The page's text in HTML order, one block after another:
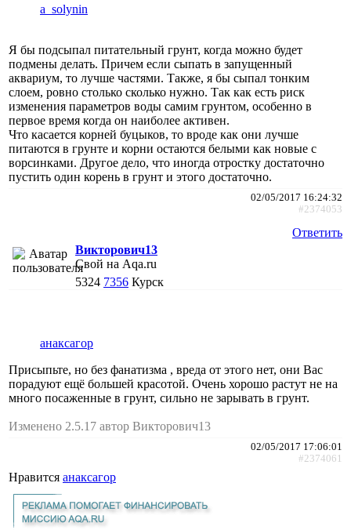
a_solynin
Я бы подсыпал питательный грунт, когда можно будет
подмены делать. Причем если сыпать в запущенный
аквариум, то лучше частями. Также, я бы сыпал тонким
слоем, ровно столько сколько нужно. Так как есть риск
изменения параметров воды самим грунтом, особенно в
первое время когда он наиболее активен.
Что касается корней буцыков, то вроде как они лучше
питаются в грунте и корни остаются белыми как новые с
ворсинками. Другое дело, что иногда отростку достаточно
пустить один корень в грунт и этого достаточно.
02/05/2017 16:24:32
#2374053
Ответить
Викторович13
Свой на Aqa.ru
5324 7356 Курск
анаксагор
Присыпьте, но без фанатизма , вреда от этого нет, они Вас
порадуют ещё большей красотой. Очень хорошо растут не на
много посаженные в грунт, сильно не зарывать в грунт.
Изменено 2.5.17 автор Викторович13
02/05/2017 17:06:01
#2374061
Нравится анаксагор